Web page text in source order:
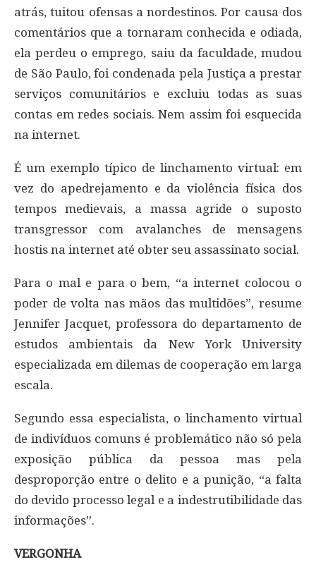
atrás, tuitou ofensas a nordestinos. Por causa dos
comentários que a tornaram conhecida e odiada,
ela perdeu o emprego, saiu da faculdade, mudou
de São Paulo, foi condenada pela Justiça a prestar
serviços comunitários e excluiu todas as suas
contas em redes sociais. Nem assim foi esquecida
na internet.
É um exemplo típico de linchamento virtual: em
vez do apedrejamento e da violência física dos
tempos medievais, a massa agride o suposto
transgressor com avalanches de mensagens
hostis na internet até obter seu assassinato social.
Para o mal e para o bem, “a internet colocou o
poder de volta nas mãos das multidões”, resume
Jennifer Jacquet, professora do departamento de
estudos ambientais da New York University
especializada em dilemas de cooperação em larga
escala.
Segundo essa especialista, o linchamento virtual
de indivíduos comuns é problemático não só pela
exposição pública da pessoa mas pela
desproporção entre o delito e a punição, “a falta
do devido processo legal e a indestrutibilidade das
informações”.
VERGONHA